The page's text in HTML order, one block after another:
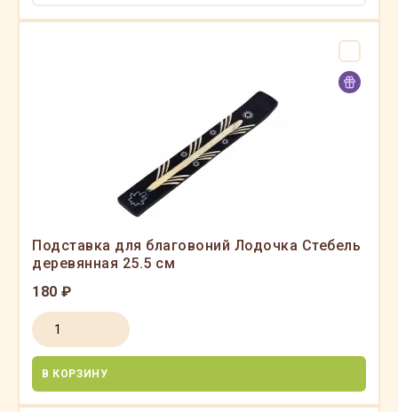
Подставка для благовоний Лодочка Стебель
деревянная 25.5 см
180 ₽
В КОРЗИНУ